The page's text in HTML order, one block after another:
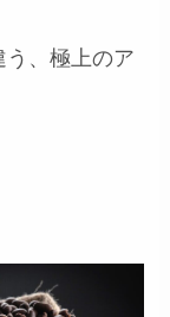
う、極上のア